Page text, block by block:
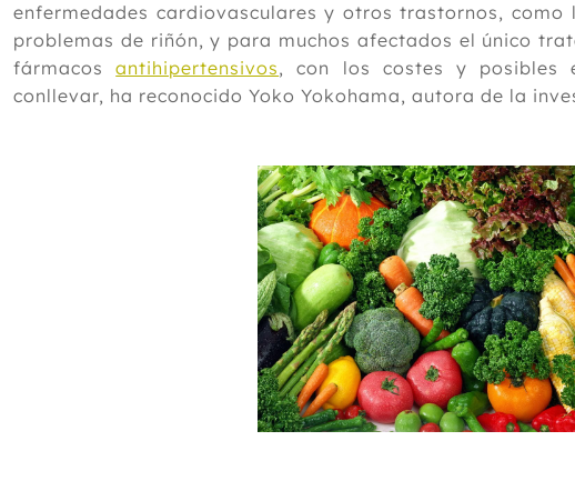
enfermedades cardiovasculares y otros trastornos, como
problemas de riñón, y para muchos afectados el único
fármacosantihipertensivos, con los costes y posibles
conllevar, ha reconocido Yoko Yokohama, autora de la